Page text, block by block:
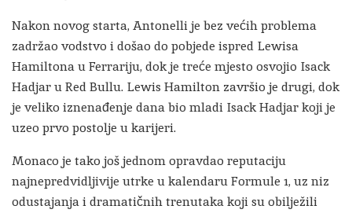
Nakon novog starta, Antonelli je bez većih problema
zadržao vodstvo i došao do pobjede ispred Lewisa
Hamiltona u Ferrariju, dok je treće mjesto osvojio Isack
Hadjar u Red Bullu. Lewis Hamilton završio je drugi, dok
je veliko iznenađenje dana bio mladi Isack Hadjarkoji je
uzeo prvo postolje u karijeri.
Monaco je tako još jednom opravdao reputaciju
najnepredvidljivije utrke u kalendaru Formule 1, uz niz
odustajanja i dramatičnih trenutaka koji su obilježili